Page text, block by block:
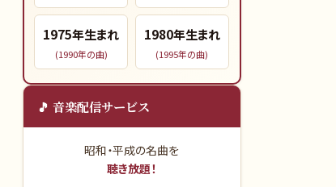
1975年生まれ
(1990年の曲)
1980年生まれ
(1995年の曲)
🎵 音楽配信サービス
昭和・平成の名曲を
聴き放題！